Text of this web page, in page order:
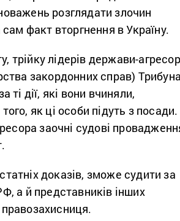
розглядати злочин
сам факт вторгнення в Україну.
трійку лідерів держави-
закордонних справ)
ті дії, які вони вчиняли,
як ці особи підуть з посади.
заочні судові
доказів, зможе судити за
а й представників інших